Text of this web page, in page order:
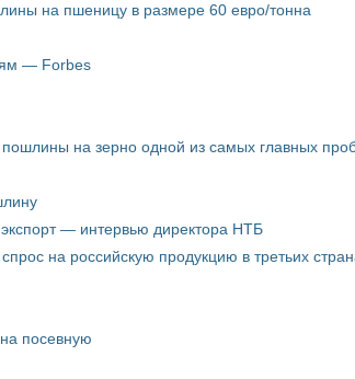
на пшеницу в размере 60 евро/тонна
— Forbes
на зерно одной из самых главных
— интервью директора НТБ
на российскую продукцию в третьих
посевную